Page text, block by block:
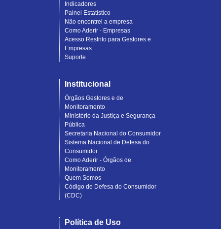
Indicadores
Painel Estatístico
Não encontrei a empresa
Como Aderir - Empresas
Acesso Restrito para Gestores e
Empresas
Suporte
Institucional
Órgãos Gestores e de
Monitoramento
Ministério da Justiça e Segurança
Pública
Secretaria Nacional do Consumidor
Sistema Nacional de Defesa do
Consumidor
Como Aderir - Órgãos de
Monitoramento
Quem Somos
Código de Defesa do Consumidor
(CDC)
Política de Uso